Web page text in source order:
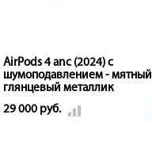
AirPods 4 anc (2024) с
шумоподавлением - мятный
глянцевый металлик
29 000 руб.